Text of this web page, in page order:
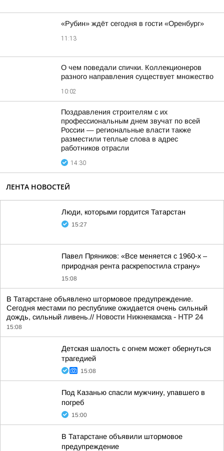
«Рубин» ждёт сегодня в гости «Оренбург»
11:13
О чем поведали спички. Коллекционеров
разного направления существует множество
10:02
Поздравления строителям с их
профессиональным днем звучат по всей
России — региональные власти также
разместили теплые слова в адрес
работников отрасли
14:30
ЛЕНТА НОВОСТЕЙ
Люди, которыми гордится Татарстан
15:27
Павел Пряников: «Все меняется с 1960-х –
природная рента раскрепостила страну»
15:08
В Татарстане объявлено штормовое предупреждение.
Сегодня местами по республике ожидается очень сильный
дождь, сильный ливень.// Новости Нижнекамска - НТР 24
15:08
Детская шалость с огнем может обернуться
трагедией
15:08
Под Казанью спасли мужчину, упавшего в
погреб
15:00
В Татарстане объявили штормовое
предупреждение